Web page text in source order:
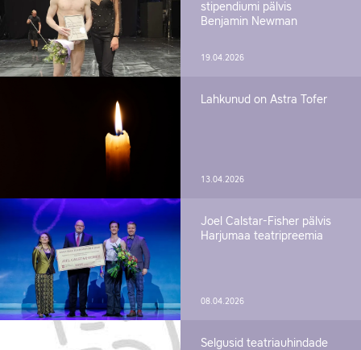
stipendiumi pälvis
Benjamin Newman
19.04.2026
Lahkunud on Astra Tofer
13.04.2026
Joel Calstar-Fisher pälvis
Harjumaa teatripreemia
08.04.2026
Selgusid teatriauhindade